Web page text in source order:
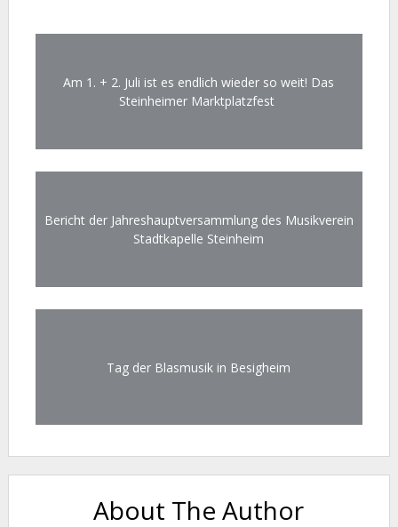
Am 1. + 2. Juli ist es endlich wieder so weit! Das
Steinheimer Marktplatzfest
Bericht der Jahreshauptversammlung des Musikverein
Stadtkapelle Steinheim
Tag der Blasmusik in Besigheim
About The Author